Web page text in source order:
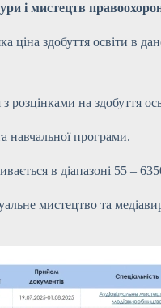
і мистецтв
ціна здобуття освіти в
на здобуття
навчальної програми.
в діапазоні 55 –
мистецтво та